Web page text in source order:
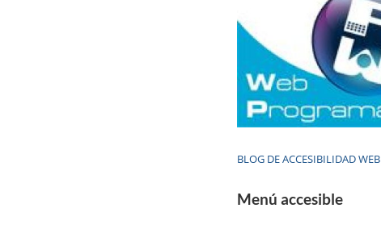
BLOG DE ACCESIBILIDAD WEB
Menú accesible